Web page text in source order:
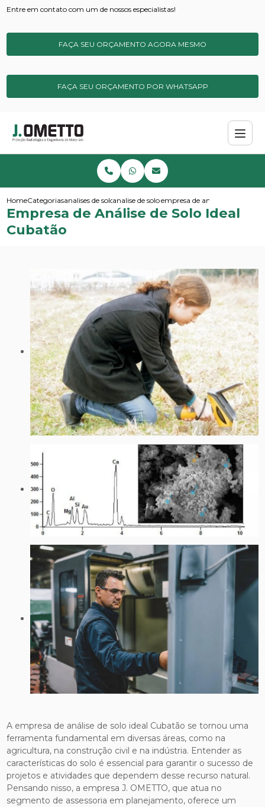
Entre em contato com um de nossos especialistas!
FAÇA SEU ORÇAMENTO AGORA MESMO
FAÇA SEU ORÇAMENTO POR WHATSAPP
HomeCategoriasanalises de solos e sedimentos
analise de solo simplesempresa de analise de solo
Empresa de Análise de Solo Ideal
Cubatão
A empresa de análise de solo ideal Cubatão se tornou uma
ferramenta fundamental em diversas áreas, como na
agricultura, na construção civil e na indústria. Entender as
características do solo é essencial para garantir o sucesso de
projetos e atividades que dependem desse recurso natural.
Pensando nisso, a empresa J. OMETTO, que atua no
segmento de assessoria em planejamento, oferece um